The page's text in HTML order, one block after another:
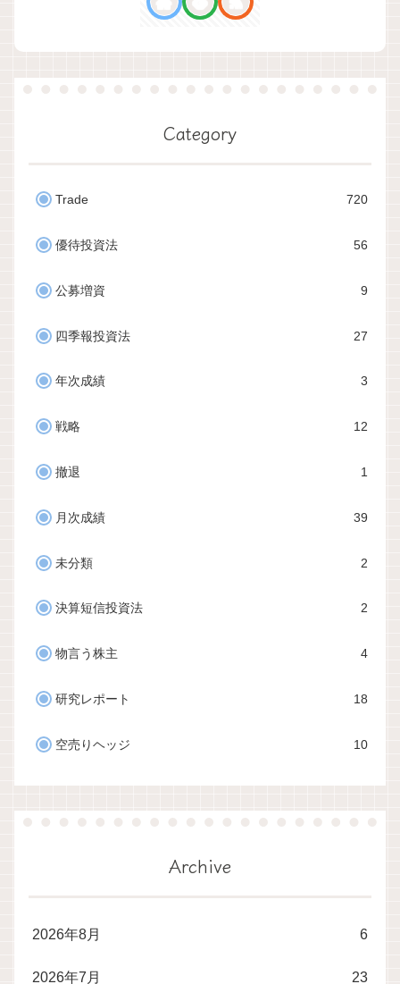
Category
Trade 720
優待投資法 56
公募増資 9
四季報投資法 27
年次成績 3
戦略 12
撤退 1
月次成績 39
未分類 2
決算短信投資法 2
物言う株主 4
研究レポート 18
空売りヘッジ 10
Archive
2026年8月 6
2026年7月 23